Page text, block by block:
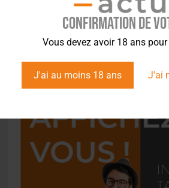
Confirmation de
Vous devez avoir 18 ans
J'ai au moins 18 ans J'ai
La D-10 Quad + Bourbon,
à Lyon en 2026